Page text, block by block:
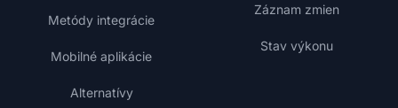
Metódy integrácie
Mobilné aplikácie
Alternatívy
Záznam zmien
Stav výkonu